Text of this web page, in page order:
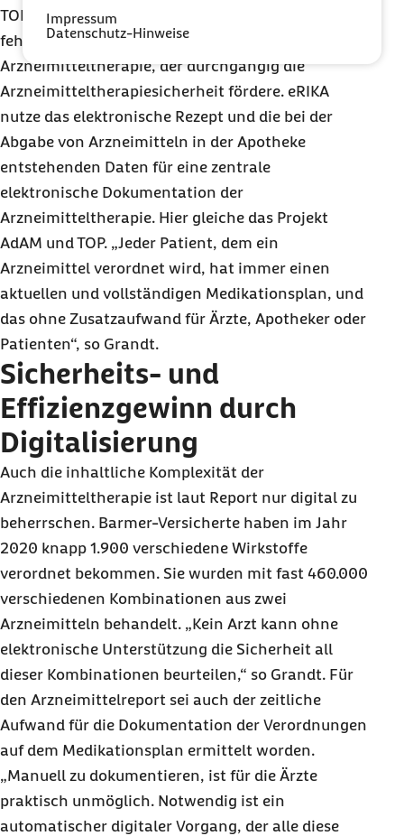
Impressum
Datenschutz-Hinweise
TOP. Das ermögliche einen kontinuierlichen,
fehlertoleranten idealtypischen Prozess der
Arzneimitteltherapie, der durchgängig die
Arzneimitteltherapiesicherheit fördere. eRIKA
nutze das elektronische Rezept und die bei der
Abgabe von Arzneimitteln in der Apotheke
entstehenden Daten für eine zentrale
elektronische Dokumentation der
Arzneimitteltherapie. Hier gleiche das Projekt
AdAM und TOP. „Jeder Patient, dem ein
Arzneimittel verordnet wird, hat immer einen
aktuellen und vollständigen Medikationsplan, und
das ohne Zusatzaufwand für Ärzte, Apotheker oder
Patienten“, so Grandt.
Sicherheits- und
Effizienzgewinn durch
Digitalisierung
Auch die inhaltliche Komplexität der
Arzneimitteltherapie ist laut Report nur digital zu
beherrschen. Barmer-Versicherte haben im Jahr
2020 knapp 1.900 verschiedene Wirkstoffe
verordnet bekommen. Sie wurden mit fast 460.000
verschiedenen Kombinationen aus zwei
Arzneimitteln behandelt. „Kein Arzt kann ohne
elektronische Unterstützung die Sicherheit all
dieser Kombinationen beurteilen,“ so Grandt. Für
den Arzneimittelreport sei auch der zeitliche
Aufwand für die Dokumentation der Verordnungen
auf dem Medikationsplan ermittelt worden.
„Manuell zu dokumentieren, ist für die Ärzte
praktisch unmöglich. Notwendig ist ein
automatischer digitaler Vorgang, der alle diese